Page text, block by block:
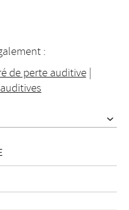
:
de perte auditive|